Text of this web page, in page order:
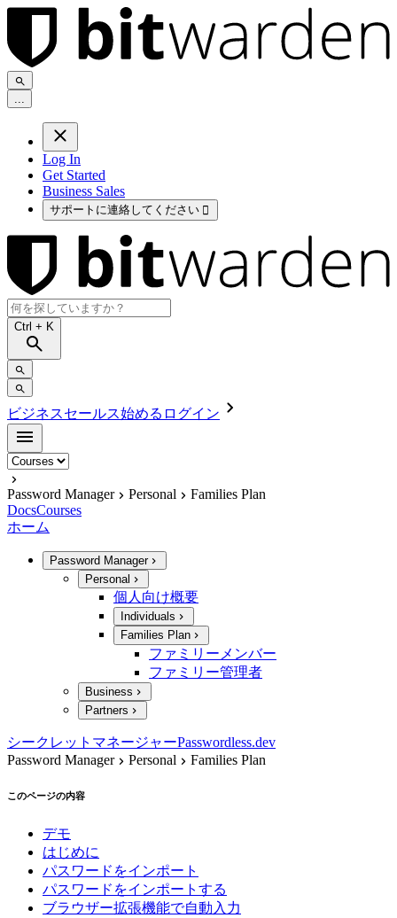
...
Log In
Get Started
Business Sales
サポートに連絡してください 
Ctrl + K
ビジネスセールス始める ログイン
Password Manager Personal
Families Plan
DocsCourses
ホーム
Password Manager
Personal
個人向け概要
Individuals
Families Plan
ファミリーメンバー
ファミリー管理者
Business
Partners
シークレットマネージャーPasswordless.dev
Password Manager
Personal Families Plan
このページの内容
デモ
はじめに
パスワードをインポート
パスワードをインポートする
ブラウザー拡張機能で自動入力